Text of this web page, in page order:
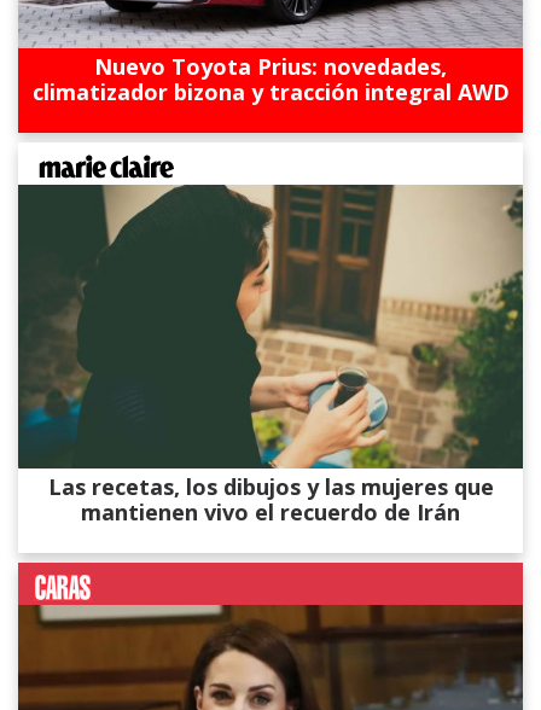
Nuevo Toyota Prius: novedades,
climatizador bizona y tracción integral AWD
Las recetas, los dibujos y las mujeres que
mantienen vivo el recuerdo de Irán